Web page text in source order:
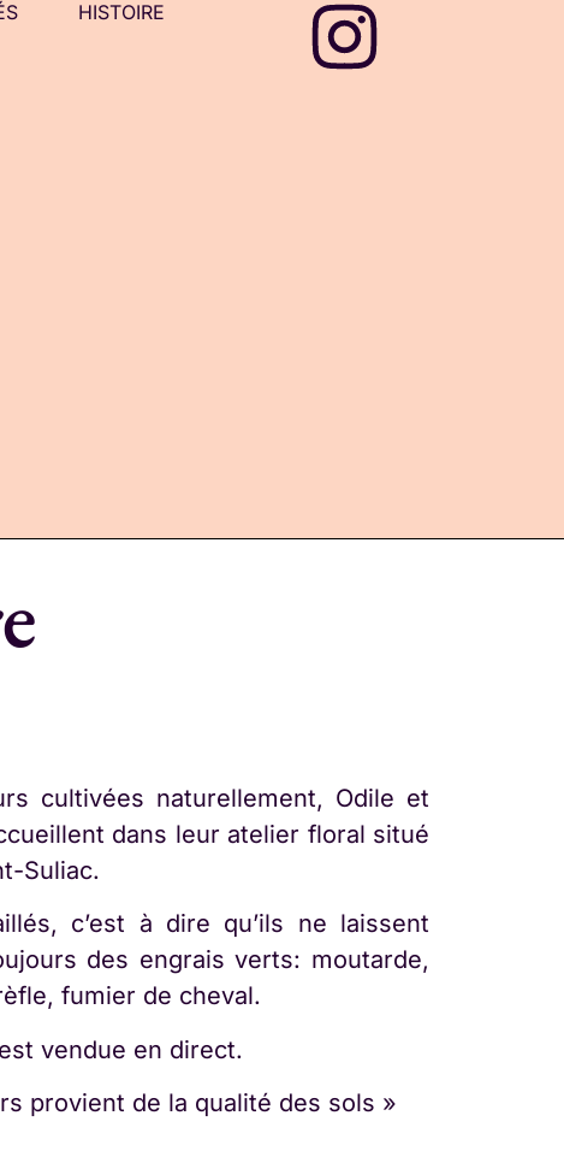
HISTOIRE
cultivées naturellement, Odile et
dans leur atelier floral situé
Suliac.
c’est à dire qu’ils ne laissent
des engrais verts: moutarde,
fumier de cheval.
vendue en direct.
provient de la qualité des sols »